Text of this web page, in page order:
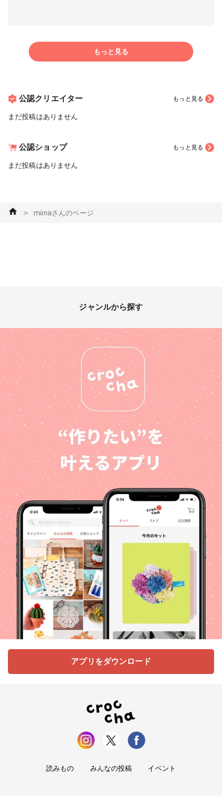
もっと見る
公認クリエイター もっと見る
まだ投稿はありません
公認ショップ もっと見る
まだ投稿はありません
＞ miinaさんのページ
ジャンルから探す
アプリをダウンロード
読みもの みんなの投稿 イベント